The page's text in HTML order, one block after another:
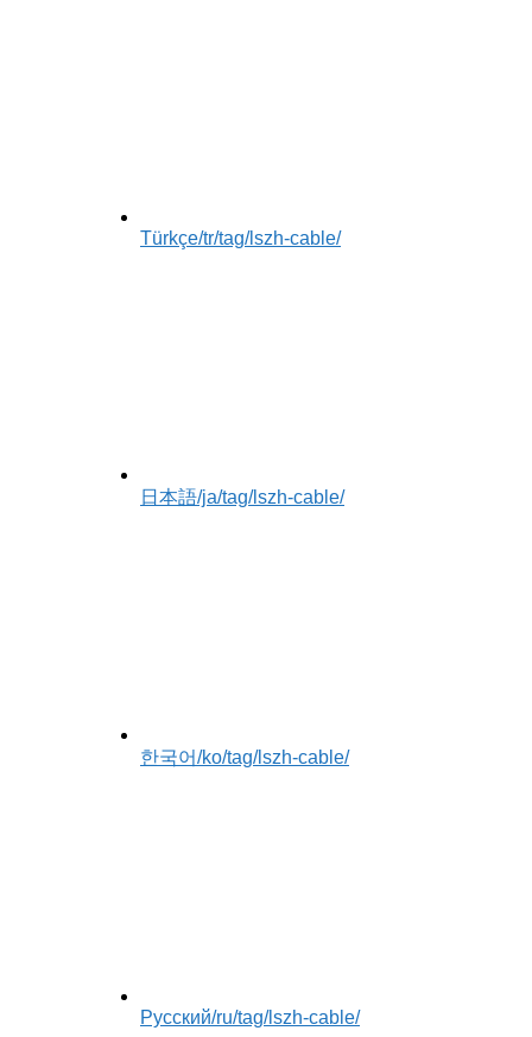
Türkçe/tr/tag/lszh-cable/
日本語/ja/tag/lszh-cable/
한국어/ko/tag/lszh-cable/
Русский/ru/tag/lszh-cable/